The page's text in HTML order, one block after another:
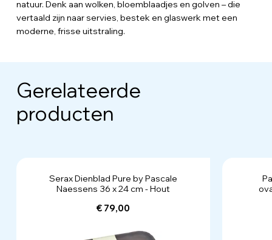
natuur. Denk aan wolken, bloemblaadjes en golven – die
vertaald zijn naar servies, bestek en glaswerk met een
moderne, frisse uitstraling.
Gerelateerde
producten
Serax Dienblad Pure by Pascale
Naessens 36 x 24 cm - Hout
€ 79,00